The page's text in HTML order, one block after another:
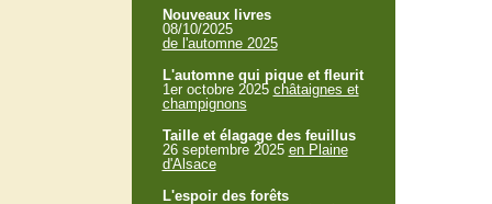
Nouveaux livres
08/10/2025
de l'automne 2025
L'automne qui pique et fleurit
1er octobre 2025 châtaignes et
champignons
Taille et élagage des feuillus
26 septembre 2025 en Plaine
d'Alsace
L'espoir des forêts